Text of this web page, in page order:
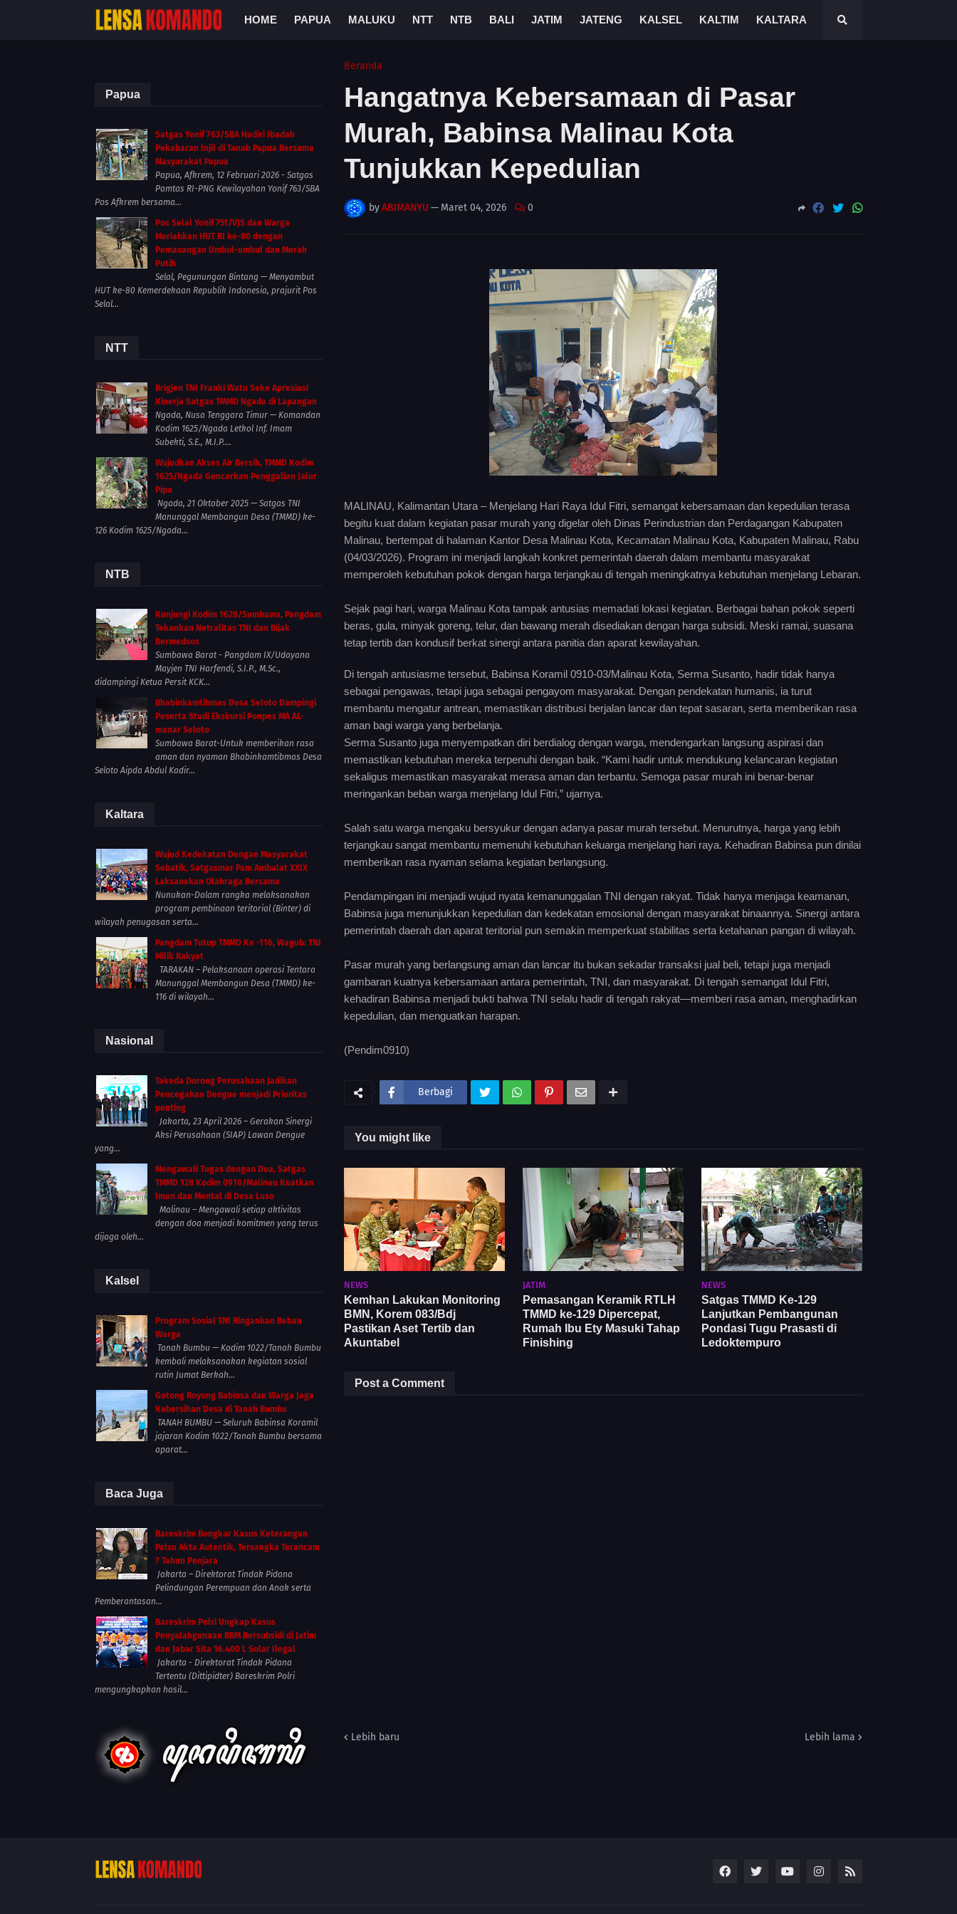
HOME PAPUA MALUKU NTT NTB BALI JATIM JATENG KALSEL KALTIM KALTARA
Beranda
Hangatnya Kebersamaan di Pasar
Murah, Babinsa Malinau Kota
Tunjukkan Kepedulian
byABIMANYU— Maret 04, 2026 0
MALINAU, Kalimantan Utara – Menjelang Hari Raya Idul Fitri, semangat kebersamaan dan kepedulian terasa
begitu kuat dalam kegiatan pasar murah yang digelar oleh Dinas Perindustrian dan Perdagangan Kabupaten
Malinau, bertempat di halaman Kantor Desa Malinau Kota, Kecamatan Malinau Kota, Kabupaten Malinau, Rabu
(04/03/2026). Program ini menjadi langkah konkret pemerintah daerah dalam membantu masyarakat
memperoleh kebutuhan pokok dengan harga terjangkau di tengah meningkatnya kebutuhan menjelang Lebaran.
Sejak pagi hari, warga Malinau Kota tampak antusias memadati lokasi kegiatan. Berbagai bahan pokok seperti
beras, gula, minyak goreng, telur, dan bawang merah disediakan dengan harga subsidi. Meski ramai, suasana
tetap tertib dan kondusif berkat sinergi antara panitia dan aparat kewilayahan.
Di tengah antusiasme tersebut, Babinsa Koramil 0910-03/Malinau Kota, Serma Susanto, hadir tidak hanya
sebagai pengawas, tetapi juga sebagai pengayom masyarakat. Dengan pendekatan humanis, ia turut
membantu mengatur antrean, memastikan distribusi berjalan lancar dan tepat sasaran, serta memberikan rasa
aman bagi warga yang berbelanja.
Serma Susanto juga menyempatkan diri berdialog dengan warga, mendengarkan langsung aspirasi dan
memastikan kebutuhan mereka terpenuhi dengan baik. “Kami hadir untuk mendukung kelancaran kegiatan
sekaligus memastikan masyarakat merasa aman dan terbantu. Semoga pasar murah ini benar-benar
meringankan beban warga menjelang Idul Fitri,” ujarnya.
Salah satu warga mengaku bersyukur dengan adanya pasar murah tersebut. Menurutnya, harga yang lebih
terjangkau sangat membantu memenuhi kebutuhan keluarga menjelang hari raya. Kehadiran Babinsa pun dinilai
memberikan rasa nyaman selama kegiatan berlangsung.
Pendampingan ini menjadi wujud nyata kemanunggalan TNI dengan rakyat. Tidak hanya menjaga keamanan,
Babinsa juga menunjukkan kepedulian dan kedekatan emosional dengan masyarakat binaannya. Sinergi antara
pemerintah daerah dan aparat teritorial pun semakin memperkuat stabilitas serta ketahanan pangan di wilayah.
Pasar murah yang berlangsung aman dan lancar itu bukan sekadar transaksi jual beli, tetapi juga menjadi
gambaran kuatnya kebersamaan antara pemerintah, TNI, dan masyarakat. Di tengah semangat Idul Fitri,
kehadiran Babinsa menjadi bukti bahwa TNI selalu hadir di tengah rakyat—memberi rasa aman, menghadirkan
kepedulian, dan menguatkan harapan.
(Pendim0910)
Berbagi
You might like
NEWS
Kemhan Lakukan Monitoring
BMN, Korem 083/Bdj
Pastikan Aset Tertib dan
Akuntabel
JATIM
Pemasangan Keramik RTLH
TMMD ke-129 Dipercepat,
Rumah Ibu Ety Masuki Tahap
Finishing
NEWS
Satgas TMMD Ke-129
Lanjutkan Pembangunan
Pondasi Tugu Prasasti di
Ledoktempuro
Post a Comment
Lebih baru Lebih lama
Papua
Satgas Yonif 763/SBA Hadiri Ibadah
Pekabaran Injil di Tanah Papua Bersama
Masyarakat Papua
Papua, Afkrem, 12 Februari 2026 - Satgas
Pamtas RI-PNG Kewilayahan Yonif 763/SBA
Pos Afkrem bersama...
Pos Selal Yonif 751/VJS dan Warga
Meriahkan HUT RI ke-80 dengan
Pemasangan Umbul-umbul dan Merah
Putih
Selal, Pegunungan Bintang — Menyambut
HUT ke-80 Kemerdekaan Republik Indonesia, prajurit Pos
Selal...
NTT
Brigjen TNI Franki Watu Seke Apresiasi
Kinerja Satgas TMMD Ngada di Lapangan
Ngada, Nusa Tenggara Timur — Komandan
Kodim 1625/Ngada Letkol Inf. Imam
Subekti, S.E., M.I.P....
Wujudkan Akses Air Bersih, TMMD Kodim
1625/Ngada Gencarkan Penggalian Jalur
Pipa
Ngada, 21 Oktober 2025 — Satgas TNI
Manunggal Membangun Desa (TMMD) ke-
126 Kodim 1625/Ngada...
NTB
Kunjungi Kodim 1628/Sumbawa, Pangdam
Tekankan Netralitas TNI dan Bijak
Bermedsos
Sumbawa Barat - Pangdam IX/Udayana
Mayjen TNI Harfendi, S.I.P., M.Sc.,
didampingi Ketua Persit KCK...
Bhabinkamtibmas Desa Seloto Dampingi
Peserta Studi Ekskursi Ponpes MA AL-
manar Seloto
Sumbawa Barat-Untuk memberikan rasa
aman dan nyaman Bhabinkamtibmas Desa
Seloto Aipda Abdul Kadir...
Kaltara
Wujud Kedekatan Dengan Masyarakat
Sebatik, Satgasmar Pam Ambalat XXIX
Laksanakan Olahraga Bersama
Nunukan-Dalam rangka melaksanakan
program pembinaan teritorial (Binter) di
wilayah penugasan serta...
Pangdam Tutup TMMD Ke -116, Wagub: TNI
Milik Rakyat
TARAKAN – Pelaksanaan operasi Tentara
Manunggal Membangun Desa (TMMD) ke-
116 di wilayah...
Nasional
Takeda Dorong Perusahaan Jadikan
Pencegahan Dengue menjadi Prioritas
penting
Jakarta, 23 April 2026 – Gerakan Sinergi
Aksi Perusahaan (SIAP) Lawan Dengue
yang...
Mengawali Tugas dengan Doa, Satgas
TMMD 128 Kodim 0910/Malinau Kuatkan
Iman dan Mental di Desa Luso
Malinau – Mengawali setiap aktivitas
dengan doa menjadi komitmen yang terus
dijaga oleh...
Kalsel
Program Sosial TNI Ringankan Beban
Warga
Tanah Bumbu — Kodim 1022/Tanah Bumbu
kembali melaksanakan kegiatan sosial
rutin Jumat Berkah...
Gotong Royong Babinsa dan Warga Jaga
Kebersihan Desa di Tanah Bumbu
TANAH BUMBU — Seluruh Babinsa Koramil
jajaran Kodim 1022/Tanah Bumbu bersama
aparat...
Baca Juga
Bareskrim Bongkar Kasus Keterangan
Palsu Akta Autentik, Tersangka Terancam
7 Tahun Penjara
Jakarta – Direktorat Tindak Pidana
Pelindungan Perempuan dan Anak serta
Pemberantasan...
Bareskrim Polri Ungkap Kasus
Penyalahgunaan BBM Bersubsidi di Jatim
dan Jabar Sita 16.400 L Solar Ilegal
Jakarta - Direktorat Tindak Pidana
Tertentu (Dittipidter) Bareskrim Polri
mengungkapkan hasil...